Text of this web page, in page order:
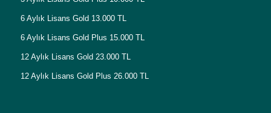
6 Aylık Lisans Gold 13.000 TL
6 Aylık Lisans Gold Plus 15.000 TL
12 Aylık Lisans Gold 23.000 TL
12 Aylık Lisans Gold Plus 26.000 TL